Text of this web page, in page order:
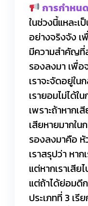
การกำห
ในช่วงนี้แหละเ
อย่างจริงจัง เ
มีความสำคัญที่
รองลงมา เพื่อ
เราจะจัดอยู่ใ
เรายอมไม่ได้ใ
เพราะถ้าหากเ
เสียหายมากใ
รองลงมาคือ หั
เราสรุปว่า หาก
แต่หากเราเสีย
แต่ถ้าได้ย่อมดี
ประเภทที่ 3 เ